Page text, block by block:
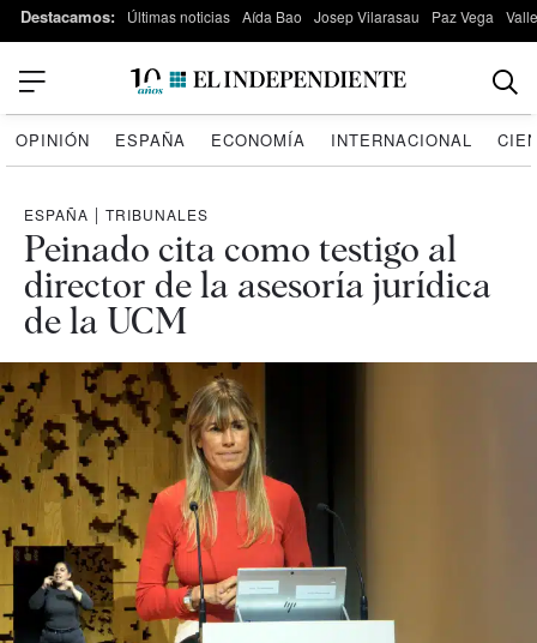
Destacamos: Últimas noticias Aída Bao Josep Vilarasau Paz Vega
OPINIÓN ESPAÑA ECONOMÍA INTERNACIONAL
ESPAÑA | TRIBUNALES
Peinado cita como testigo al
director de la asesoría jurídica
de la UCM